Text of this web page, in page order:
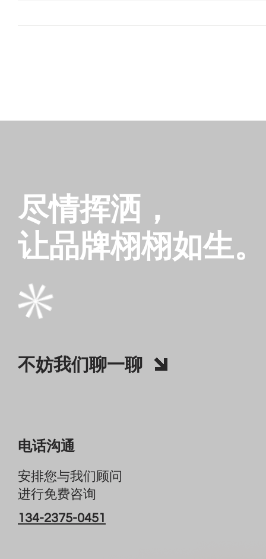
尽情挥洒，
让品牌栩栩如生。
不妨我们聊一聊
电话沟通
安排您与我们顾问
进行免费咨询
134-2375-0451